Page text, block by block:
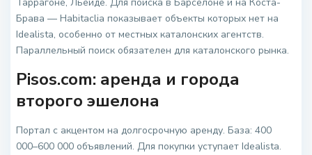
Брава — Habitaclia показывает объекты которых нет на
Idealista, особенно от местных каталонских агентств.
Параллельный поиск обязателен для каталонского рынка.
Pisos.com: аренда и города
второго эшелона
Портал с акцентом на долгосрочную аренду. База: 400
000–600 000 объявлений. Для покупки уступает Idealista.